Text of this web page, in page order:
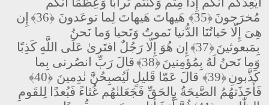
مُخرَجونَ﴿35﴾ هَيهاتَ هَيهاتَ لِما توعَدونَ ﴿36﴾
إِن
هِىَ إِلّا حَياتُنَا الدُّنيا نَموتُ وَنَحيا وَما نَحنُ
بِمَبعوثينَ﴿37﴾
إِن هُوَ إِلّا رَجُلٌ افتَرىٰ عَلَى اللَّهِ كَذِبًا
وَما نَحنُ لَهُ بِمُؤمِنينَ﴿38﴾
قالَ رَبِّ انصُرنى بِما
كَذَّبونِ﴿39﴾ قالَ عَمّا قَليلٍ لَيُصبِحُنَّ نٰدِمينَ ﴿40﴾
فَأَخَذَتهُمُ الصَّيحَةُ بِالحَقِّ فَجَعَلنٰهُم غُثاءً فَبُعدًا لِلقَومِ